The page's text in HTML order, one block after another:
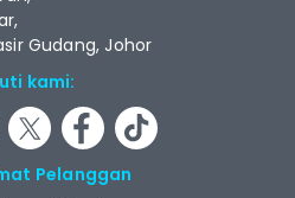
Bandar,
Gudang, Johor
kami:
Pelanggan